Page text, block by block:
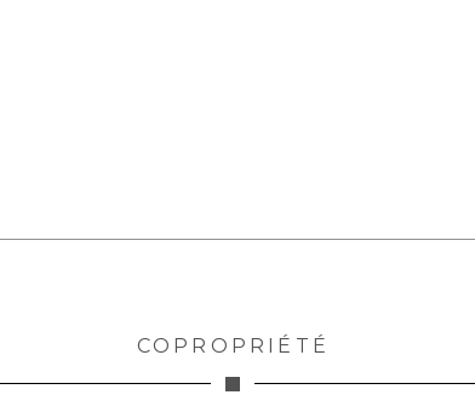
COPROPRIÉTÉ